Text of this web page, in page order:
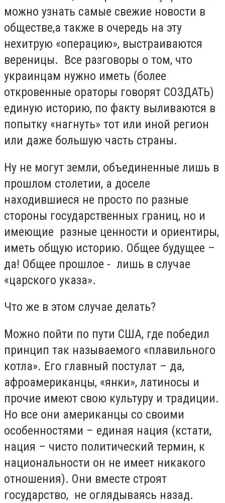
можно узнать самые свежие новости в
обществе,а также в очередь на эту
нехитрую «операцию», выстраиваются
вереницы. Все разговоры о том, что
украинцам нужно иметь (более
откровенные ораторы говорят СОЗДАТЬ)
единую историю, по факту выливаются в
попытку «нагнуть» тот или иной регион
или даже большую часть страны.
Ну не могут земли, объединенные лишь в
прошлом столетии, а доселе
находившиеся не просто по разные
стороны государственных границ, но и
имеющие разные ценности и ориентиры,
иметь общую историю. Общее будущее –
да! Общее прошлое - лишь в случае
«царского указа».
Что же в этом случае делать?
Можно пойти по пути США, где победил
принцип так называемого «плавильного
котла». Его главный постулат – да,
афроамериканцы, «янки», латиносы и
прочие имеют свою культуру и традиции.
Но все они американцы со своими
особенностями – единая нация (кстати,
нация – чисто политический термин, к
национальности он не имеет никакого
отношения). Они вместе строят
государство, не оглядываясь назад.